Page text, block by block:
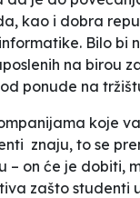
kao i dobra
Bilo bi
na birou
ponude na
koje
znaju, to se
on će je dobiti,
zašto studenti